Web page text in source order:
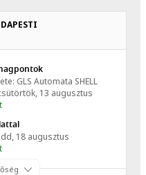
GLS Automata SHELL
13 augusztus
18 augusztus